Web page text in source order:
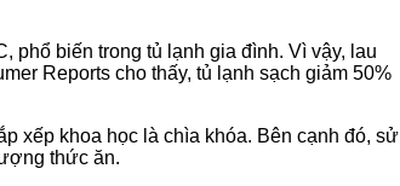
phổ biến trong tủ lạnh gia đình. Vì vậy, lau
Reports cho thấy, tủ lạnh sạch giảm 50%
xếp khoa học là chìa khóa. Bên cạnh đó, sử
thức ăn.